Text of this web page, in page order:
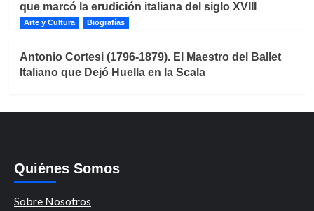
que marcó la erudición italiana del siglo XVIII
Arte y Cultura Biografías
Antonio Cortesi (1796-1879). El Maestro del Ballet
Italiano que Dejó Huella en la Scala
Quiénes Somos
Sobre Nosotros